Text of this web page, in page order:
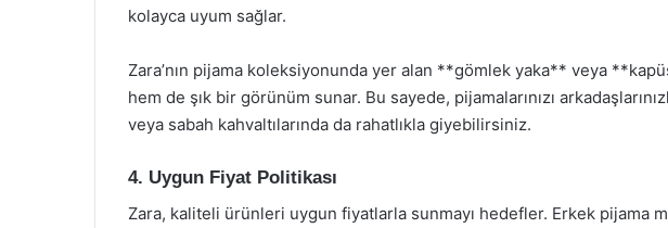
kolayca uyum sağlar.
Zara’nın pijama koleksiyonunda yer alan **gömlek yaka** veya
hem de şık bir görünüm sunar. Bu sayede, pijamalarınızı
veya sabah kahvaltılarında da rahatlıkla giyebilirsiniz.
4. Uygun Fiyat Politikası
Zara, kaliteli ürünleri uygun fiyatlarla sunmayı hedefler. Erkek pijama